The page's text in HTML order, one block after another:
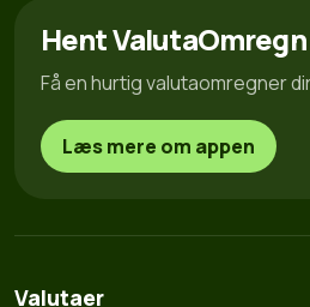
Hent
Få en hurtig valutaomregner
Læs mere om appen
Valutaer